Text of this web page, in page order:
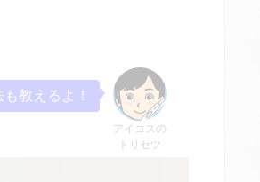
アイコスの
トリセツ
教えるよ！